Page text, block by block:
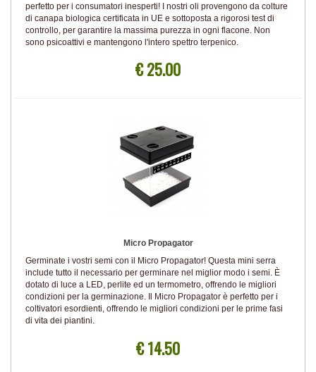
perfetto per i consumatori inesperti! I nostri oli provengono da colture
di canapa biologica certificata in UE e sottoposta a rigorosi test di
controllo, per garantire la massima purezza in ogni flacone. Non
sono psicoattivi e mantengono l'intero spettro terpenico.
€ 25.00
Micro Propagator
Germinate i vostri semi con il Micro Propagator! Questa mini serra
include tutto il necessario per germinare nel miglior modo i semi. È
dotato di luce a LED, perlite ed un termometro, offrendo le migliori
condizioni per la germinazione. Il Micro Propagator è perfetto per i
coltivatori esordienti, offrendo le migliori condizioni per le prime fasi
di vita dei piantini.
€ 14.50